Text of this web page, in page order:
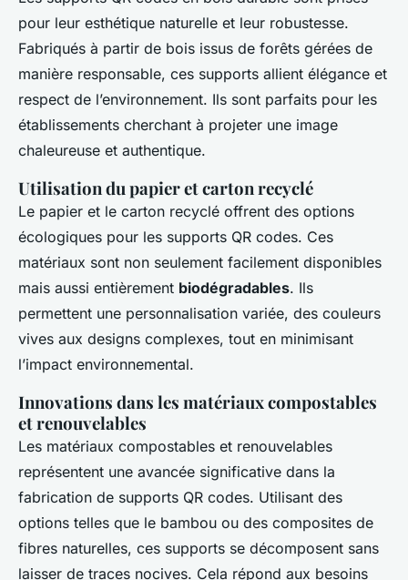
pour leur esthétique naturelle et leur robustesse.
Fabriqués à partir de bois issus de forêts gérées de
manière responsable, ces supports allient élégance et
respect de l’environnement. Ils sont parfaits pour les
établissements cherchant à projeter une image
chaleureuse et authentique.
Utilisation du papier et carton recyclé
Le papier et le carton recyclé offrent des options
écologiques pour les supports QR codes. Ces
matériaux sont non seulement facilement disponibles
mais aussi entièrement biodégradables. Ils
permettent une personnalisation variée, des couleurs
vives aux designs complexes, tout en minimisant
l’impact environnemental.
Innovations dans les matériaux compostables
et renouvelables
Les matériaux compostables et renouvelables
représentent une avancée significative dans la
fabrication de supports QR codes. Utilisant des
options telles que le bambou ou des composites de
fibres naturelles, ces supports se décomposent sans
laisser de traces nocives. Cela répond aux besoins